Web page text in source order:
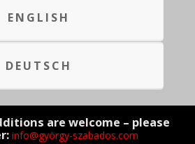
ENGLISH
DEUTSCH
are welcome – please
info@györgy-szabados.com